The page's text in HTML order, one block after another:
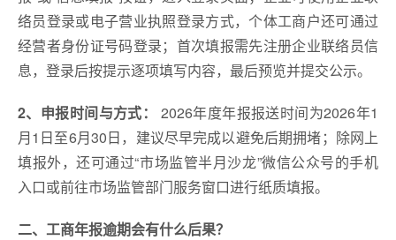
络员登录或电子营业执照登录方式，个体工商户还可通过
经营者身份证号码登录；首次填报需先注册企业联络员信
息，登录后按提示逐项填写内容，最后预览并提交公示。
2、申报时间与方式：‌ 2026年度年报报送时间为‌2026年1
月1日至6月30日‌，建议尽早完成以避免后期拥堵；除网上
填报外，还可通过“市场监管半月沙龙”微信公众号的手机
入口或前往市场监管部门服务窗口进行纸质填报。
二、 工商年报逾期会有什么后果？